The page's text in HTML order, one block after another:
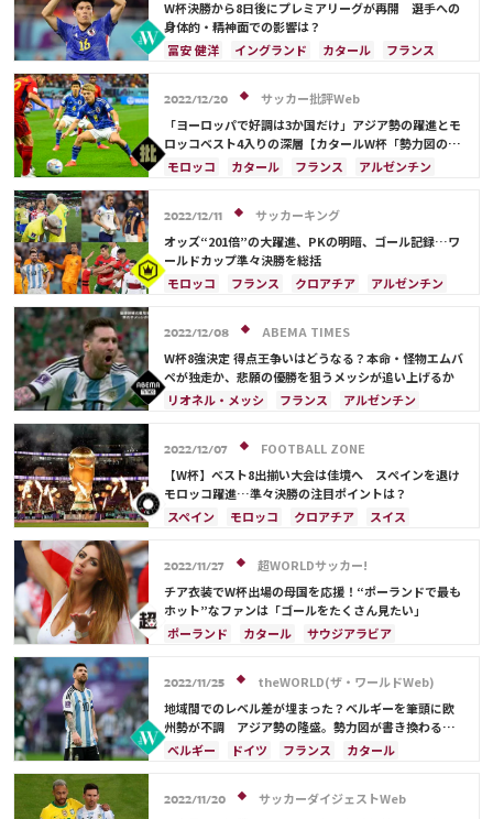
W杯決勝から8日後にプレミアリーグが再開 選手への
身体的・精神面での影響は？
冨安 健洋
イングランド カタール
フランス
アルゼンチン
日本 日本代表 ハリー・ケイン
2022/12/20
サッカー批評Web
「ヨーロッパで好調は3か国だけ」アジア勢の躍進とモ
ロッコベスト4入りの深層【カタールW杯「勢力図の異
変」の理由】(2)
モロッコ カタール フランス
アルゼンチン
オーストラリア
日本代表
サウジアラビア
ドイツ
スペイン
ブラジル
キリアン・ムバッペ
デンマーク
ポルトガル
セネガル 韓国
リオネル・メッシ
アントワーヌ・グリーズマン
ハリー・ケイン
フィル・フォーデン
2022/12/11
サッカーキング
オッズ“201倍”の大躍進、PKの明暗、ゴール記録…ワ
ールドカップ準々決勝を総括
モロッコ
フランス クロアチア
アルゼンチン
オランダ
ブラジル
リオネル・メッシ
スペイン
カナダ セネガル
ハリー・ケイン
カタール
ベルギー ガーナ 日本 ネイマール
2022/12/08
ABEMA TIMES
W杯8強決定 得点王争いはどうなる？本命・怪物エムバ
ペが独走か、悲願の優勝を狙うメッシが追い上げるか
リオネル・メッシ
フランス
アルゼンチン
ポルトガル
リシャルリソン
カタール
エクアドル
ネイマール
キリアン・ムバッペ
トーマス・ミュラー
ハリー・ケイン
2022/12/07
FOOTBALL ZONE
【W杯】ベスト8出揃い大会は佳境へ スペインを退け
モロッコ躍進…準々決勝の注目ポイントは？
スペイン
モロッコ クロアチア
スイス
リオネル・メッシ
キリアン・ムバッペ
カタール
フランス ベルギー
イングランド
ポーランド
カナダ メキシコ セネガル
日本
サウジアラビア オランダ
ポルトガル
イラン
ドイツ デンマーク
セルビア
エクアドル
ウルグアイ ガーナ
ウェールズ
C・ロナウド
ルカ・モドリッチ
ネイマール
アクラフ・ハキミ
カゼミーロ
ポール・ポグバ
ラファエル・バラン
2022/11/27
超WORLDサッカー!
チア衣装でW杯出場の母国を応援！“ポーランドで最も
ホット”なファンは「ゴールをたくさん見たい」
ポーランド
カタール
サウジアラビア
メキシコ
ハリー・ケイン
2022/11/25
theWORLD(ザ・ワールドWeb)
地域間でのレベル差が埋まった？ベルギーを筆頭に欧
州勢が不調 アジア勢の隆盛。勢力図が書き換わる
『W杯GS第1節まとめ』
ベルギー ドイツ フランス
カタール
スペイン
日本 クロアチア
ポルトガル
2022/11/20
サッカーダイジェストWeb